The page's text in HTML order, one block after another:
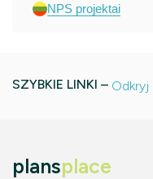
NPS projektai
SZYBKIE LINKI – Odkryj
plansplace